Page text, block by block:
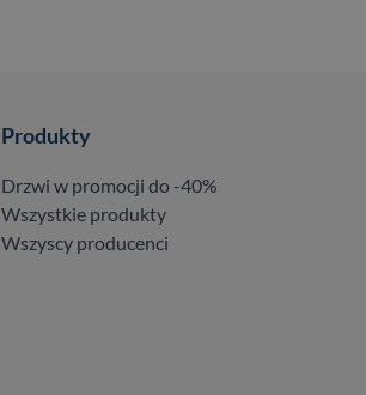
Produkty
Drzwi w promocji do -40%
Wszystkie produkty
Wszyscy producenci